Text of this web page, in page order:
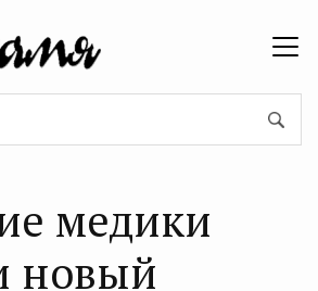
медики
новый